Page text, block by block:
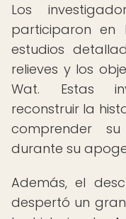
Los
participaron en
estudios
relieves y los
Wat. Estas
reconstruir la
comprender
durante su
Además, el
despertó un